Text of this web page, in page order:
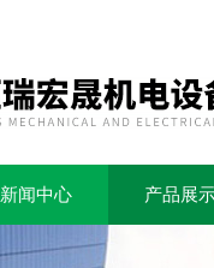
新闻中心 产品展